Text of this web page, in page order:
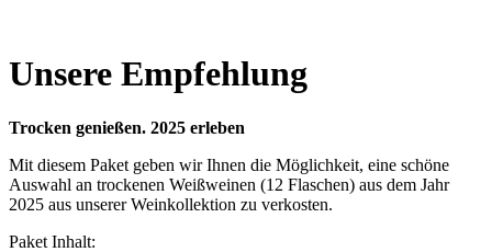
Unsere Empfehlung
Trocken genießen. 2025 erleben
Mit diesem Paket geben wir Ihnen die Möglichkeit, eine schöne
Auswahl an trockenen Weißweinen (12 Flaschen) aus dem Jahr
2025 aus unserer Weinkollektion zu verkosten.
Paket Inhalt: